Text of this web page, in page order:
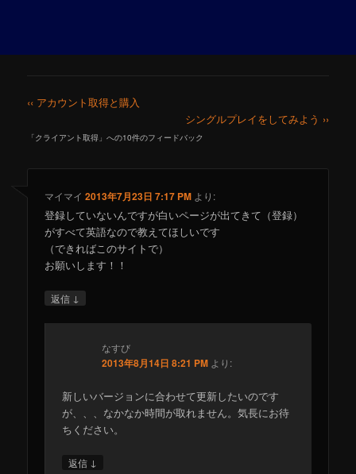
‹‹ アカウント取得と購入
シングルプレイをしてみよう ››
「クライアント取得 」への10件のフィードバック
マイマイ 2013年7月23日 7:17 PM より:
登録していないんですが白いページが出てきて（登録）
がすべて英語なので教えてほしいです
（できればこのサイトで）
お願いします！！
返信 ↓
なすび
2013年8月14日 8:21 PM より:
新しいバージョンに合わせて更新したいのです
が、、、なかなか時間が取れません。気長にお待
ちください。
返信 ↓